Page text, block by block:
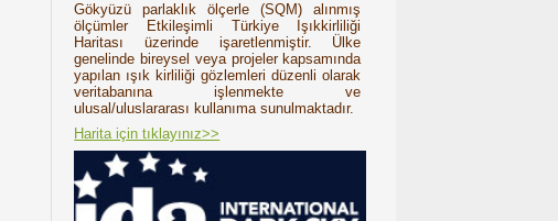
Gökyüzü parlaklık ölçerle (SQM) alınmış
ölçümler Etkileşimli Türkiye Işıkkirliliği
Haritası üzerinde işaretlenmiştir. Ülke
genelinde bireysel veya projeler kapsamında
yapılan ışık kirliliği gözlemleri düzenli olarak
veritabanına işlenmekte ve
ulusal/uluslararası kullanıma sunulmaktadır.
Harita için tıklayınız>>